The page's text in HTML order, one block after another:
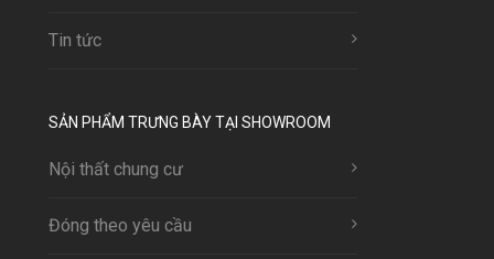
Tin tức
SẢN PHẨM TRƯNG BÀY TẠI SHOWROOM
Nội thất chung cư
Đóng theo yêu cầu